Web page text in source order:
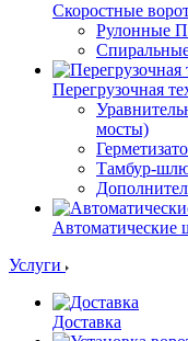
Скоростные
Рулонные
Перегрузочная
мосты)
Тамбур-
Автоматические
Услуги
Доставка